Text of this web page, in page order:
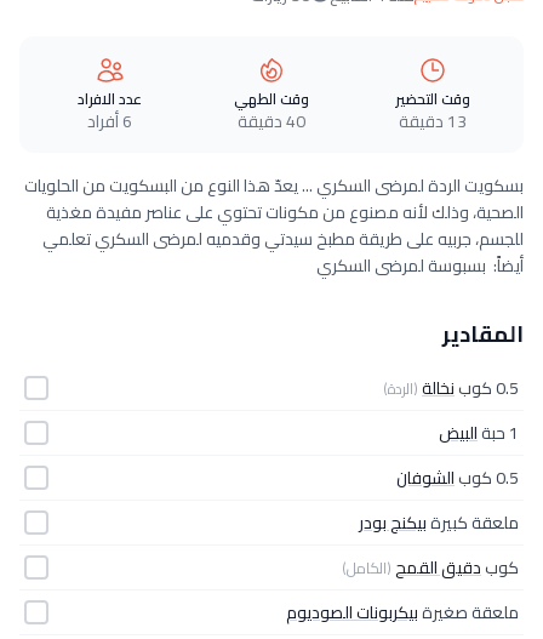
وقت التحضير
13 دقيقة
وقت الطهي
40 دقيقة
عدد الافراد
6 أفراد
بسكويت الردة لمرضى السكري ... يعدّ هذا النوع من البسكويت من الحلويات
الصحية، وذلك لأنه مصنوع من مكونات تحتوي على عناصر مفيدة مغذية
للجسم، جربيه على طريقة مطبخ سيدتي وقدميه لمرضى السكري تعلمي
أيضاً: بسبوسة لمرضى السكري
المقادير
0.5 كوب نخالة(الردة)
1 حبة
البيض
0.5 كوب
الشوفان
ملعقة كبيرةبيكنج بودر
كوبدقيق القمح(الكامل)
ملعقة صغيرةبيكربونات الصوديوم